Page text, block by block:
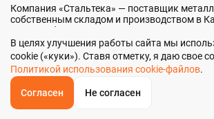
ОБРАТНЫЙЗВОНОК
Компания «Стальтека» — поставщик
собственным складом и производством в
наличии более 130 видов металлопроката
металлоизделий — черный, цветной и
любых типоразмеров. Мы реализуем
инструментальный как оптом, так и в
склада из наличия или под заказ. Контроль
этапах — от входного анализа до отгрузки.
Главная
В целях улучшения работы сайта мы
cookie («куки»). Ставя отметку, я даю свое
Политикой использования cookie-файлов.
Согласен Не согласен